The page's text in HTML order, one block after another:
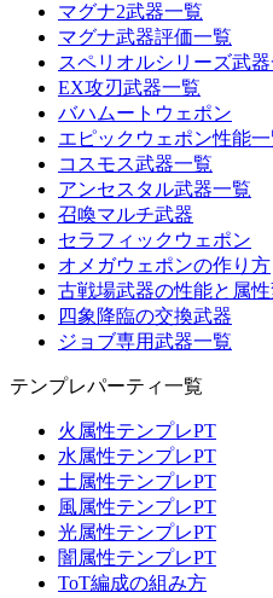
マグナ2武器一覧
マグナ武器評価一覧
スペリオルシリーズ武
EX攻刃武器一覧
バハムートウェポン
エピックウェポン性能一
コスモス武器一覧
アンセスタル武器一覧
召喚マルチ武器
セラフィックウェポン
オメガウェポンの作り方
古戦場武器の性能と属
四象降臨の交換武器
ジョブ専用武器一覧
テンプレパーティ一覧
火属性テンプレPT
水属性テンプレPT
土属性テンプレPT
風属性テンプレPT
光属性テンプレPT
闇属性テンプレPT
ToT編成の組み方